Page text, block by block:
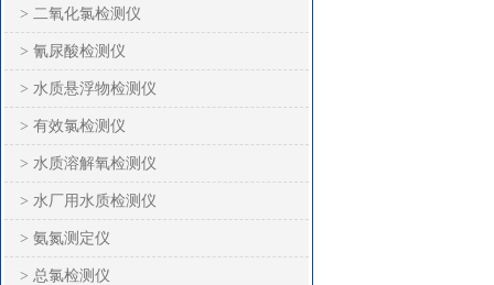
> 二氧化氯检测仪
> 氰尿酸检测仪
> 水质悬浮物检测仪
> 有效氯检测仪
> 水质溶解氧检测仪
> 水厂用水质检测仪
> 氨氮测定仪
> 总氯检测仪